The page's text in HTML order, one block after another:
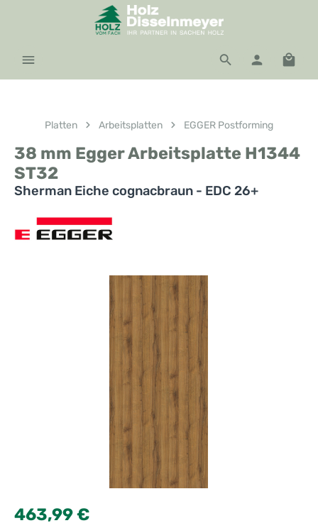
Zum Hauptinhalt springen
Platten Arbeitsplatten EGGER Postforming
38 mm Egger Arbeitsplatte H1344
ST32
Sherman Eiche cognacbraun - EDC 26+
Bildergalerie überspringen
Regulärer Preis:
463,99 €